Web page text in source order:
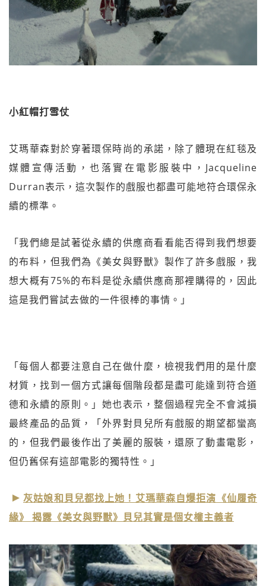
小紅帽打雪仗
艾瑪華森對於穿著環保時尚的承諾，除了體現在紅毯及
媒體宣傳活動，也落實在電影服裝中，Jacqueline
Durran表示，這次製作的戲服也都盡可能地符合環保永
續的標準。
「我們總是試著從永續的供應商看看能否得到我們想要
的布料，但我們為《美女與野獸》製作了許多戲服，我
想大概有75%的布料是從永續供應商那裡購得的，因此
這是我們嘗試去做的一件很棒的事情。」
「每個人都要注意自己在做什麼，檢視我們用的是什麼
材質，找到一個方式讓每個階段都是盡可能達到符合道
德和永續的原則。」她也表示，整個過程完全不會減損
最終產品的品質，「外界對貝兒所有戲服的期望都蠻高
的，但我們最後作出了美麗的服裝，還原了動畫電影，
但仍舊保有這部電影的獨特性。」
灰姑娘和貝兒都找上她！艾瑪華森自爆拒演《仙履奇
緣》 揭露《美女與野獸》貝兒其實是個女權主義者